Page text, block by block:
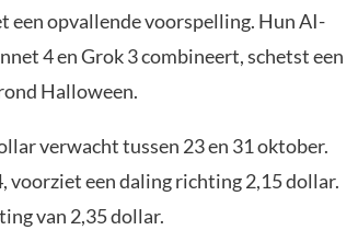
een opvallende voorspelling. Hun AI-
4 en Grok 3 combineert, schetst een
Halloween.
verwacht tussen 23 en 31 oktober.
voorziet een daling richting 2,15 dollar.
van 2,35 dollar.